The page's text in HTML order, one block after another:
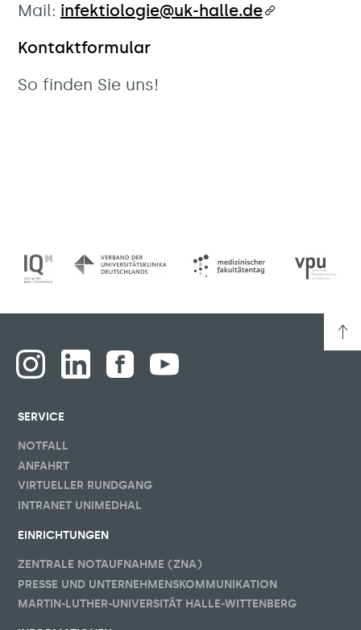
Mail: infektiologie@uk-halle.de
Kontaktformular
So finden Sie uns!
SERVICE
NOTFALL
ANFAHRT
VIRTUELLER RUNDGANG
INTRANET UNIMEDHAL
EINRICHTUNGEN
ZENTRALE NOTAUFNAHME (ZNA)
PRESSE UND UNTERNEHMENSKOMMUNIKATION
MARTIN-LUTHER-UNIVERSITÄT HALLE-WITTENBERG